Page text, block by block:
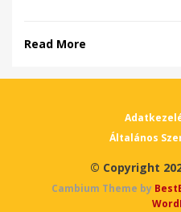
Read More
Általános
© Copyright
Cambium Theme by